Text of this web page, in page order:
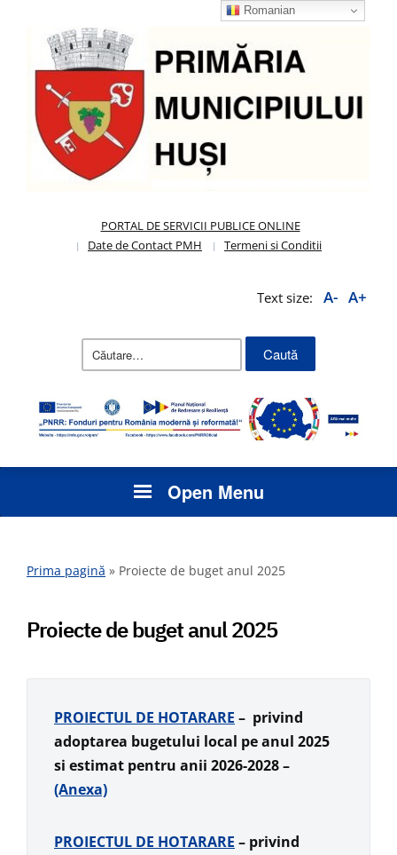
PORTAL DE SERVICII PUBLICE ONLINE
Date de Contact PMH
Termeni si Conditii
Text size: A- A+
Caută
Open Menu
Prima pagină » Proiecte de buget anul 2025
Proiecte de buget anul 2025
PROIECTUL DE HOTARARE – privind
adoptarea bugetului local pe anul 2025
si estimat pentru anii 2026-2028 –
(Anexa)
PROIECTUL DE HOTARARE – privind
Romanian